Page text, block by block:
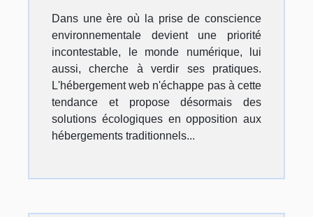
solutions traditionnelles
Dans une ère où la prise de conscience
environnementale devient une priorité
incontestable, le monde numérique, lui
aussi, cherche à verdir ses pratiques.
L'hébergement web n'échappe pas à cette
tendance et propose désormais des
solutions écologiques en opposition aux
hébergements traditionnels...